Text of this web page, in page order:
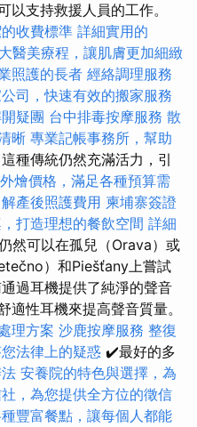
以支持救援人員的工作。
收費標準 詳細實用的
醫美療程，讓肌膚更加細緻
照護的長者 經絡調理服務
司，快速有效的搬家服務
疑團 台中排毒按摩服務 散
晰 專業記帳事務所，幫助
種傳統仍然充滿活力，引
燴價格，滿足各種預算需
產後照護費用 柬埔寨簽證
打造理想的餐飲空間 詳細
然可以在孤兒（Orava）或
）和Piešťany上嘗試
過耳機提供了純淨的聲音
適性耳機來提高聲音質量。
理方案 沙鹿按摩服務 整復
法律上的疑惑 ✔️最好的多
安養院的特色與選擇，為
，為您提供全方位的徵信
豐富餐點，讓每個人都能